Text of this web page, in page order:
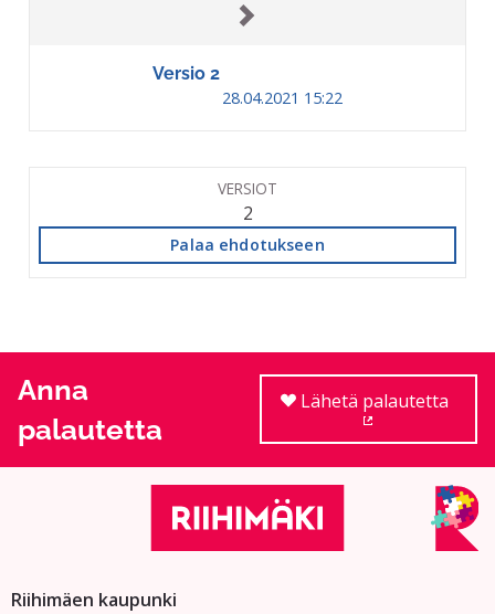
Versio 2
28.04.2021 15:22
VERSIOT
2
Palaa ehdotukseen
Anna
palautetta
Lähetä palautetta
Riihimäen kaupunki